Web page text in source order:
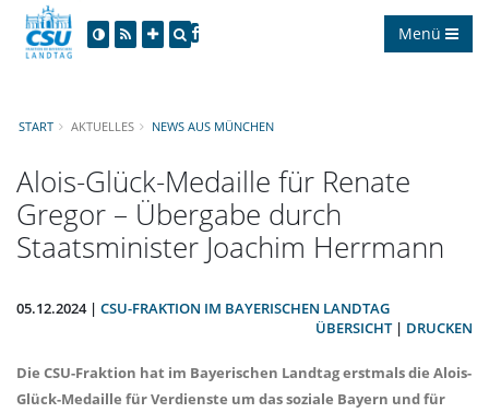
Menü
START AKTUELLES NEWS AUS MÜNCHEN
Alois-Glück-Medaille für Renate
Gregor – Übergabe durch
Staatsminister Joachim Herrmann
05.12.2024 | CSU-FRAKTION IM BAYERISCHEN LANDTAG
ÜBERSICHT| DRUCKEN
Die CSU-Fraktion hat im Bayerischen Landtag erstmals die Alois-
Glück-Medaille für Verdienste um das soziale Bayern und für